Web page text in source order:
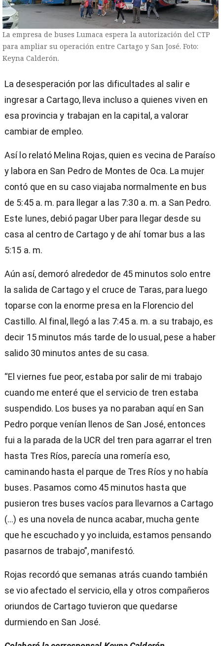
La empresa de buses Lumaca espera la autorización del CTP
para ampliar su operación entre Cartago y San José. Foto:
Keyna Calderón.
La desesperación por las dificultades al salir e
ingresar a Cartago, lleva incluso a quienes viven en
esa provincia y trabajan en la capital, a valorar
cambiar de empleo.
Así lo relató Melina Rojas, quien es vecina de Paraíso
y labora en San Pedro de Montes de Oca. La mujer
contó que en su caso viajaba normalmente en bus
de 5:45 a. m. para llegar a las 7:30 a. m. a San Pedro.
Este lunes, debió pagar Uber para llegar desde su
casa al centro de Cartago y de ahí tomar bus a las
5:15 a. m.
Aún así, demoró alrededor de 45 minutos solo entre
la salida de Cartago y el cruce de Taras, para luego
toparse con la enorme presa en la Florencio del
Castillo. Al final, llegó a las 7:45 a. m. a su trabajo, es
decir 15 minutos más tarde de lo usual, pese a haber
salido 30 minutos antes de su casa.
“El viernes fue peor, estaba por salir de mi trabajo
cuando me enteré que el servicio de tren estaba
suspendido. Los buses ya no paraban aquí en San
Pedro porque venían llenos de San José, entonces
fui a la parada de la UCR del tren para agarrar el tren
hasta Tres Ríos, parecía una romería eso,
caminando hasta el parque de Tres Ríos y no había
buses. Pasamos como 45 minutos hasta que
pusieron tres buses vacíos para llevarnos a Cartago
(...) es una novela de nunca acabar, mucha gente
que he escuchado y yo incluida, estamos pensando
pasarnos de trabajo”, manifestó.
Rojas recordó que semanas atrás cuando también
se vio afectado el servicio, ella y otros compañeros
oriundos de Cartago tuvieron que quedarse
durmiendo en San José.